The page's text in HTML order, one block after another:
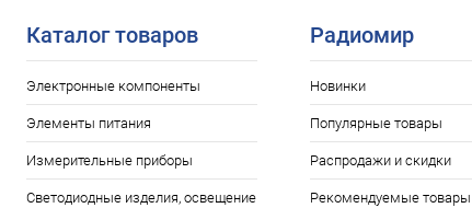
Каталог товаров
Электронные компоненты
Элементы питания
Измерительные приборы
Светодиодные изделия, освещение
Радиомир
Новинки
Популярные товары
Распродажи и скидки
Рекомендуемые товары